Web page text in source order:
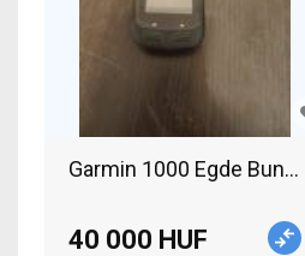
40 000 HUF